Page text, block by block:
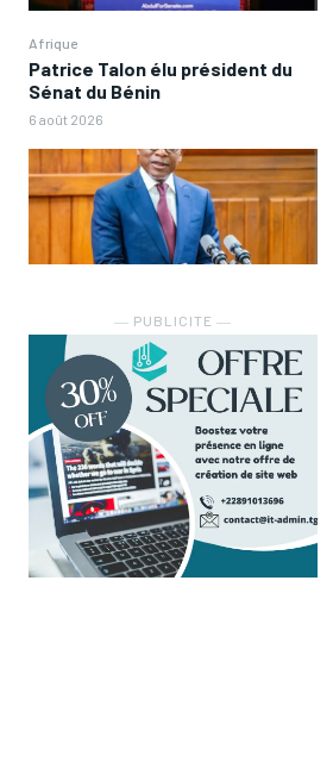
Afrique
Patrice Talon élu président du
Sénat du Bénin
6 août 2026
― PUBLICITE ―